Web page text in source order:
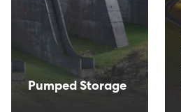
Pumped Storage